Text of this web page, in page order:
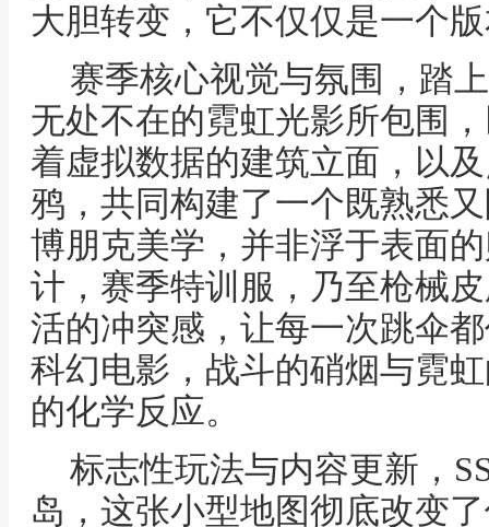
大胆转变，它不仅仅是一个
赛季核心视觉与氛围，踏
无处不在的霓虹光影所包围
着虚拟数据的建筑立面，以
鸦，共同构建了一个既熟悉
博朋克美学，并非浮于表面
计，赛季特训服，乃至枪械
活的冲突感，让每一次跳伞
科幻电影，战斗的硝烟与霓
的化学反应。
标志性玩法与内容更新，
岛，这张小型地图彻底改变